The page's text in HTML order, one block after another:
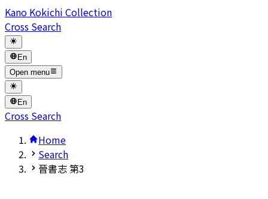
Kano Kokichi Collection
Cross Search
En
Open menu
En
Cross Search
Home
Search
晉書志 第3